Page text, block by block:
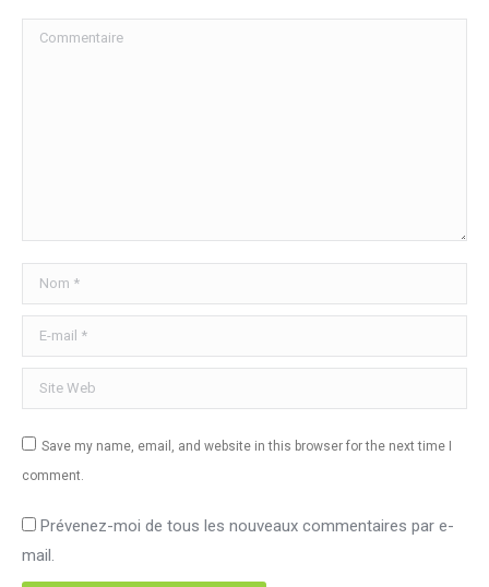
Commentaire
Nom *
E-mail *
Site Web
Save my name, email, and website in this browser for the next time I
comment.
Prévenez-moi de tous les nouveaux commentaires par e-
mail.